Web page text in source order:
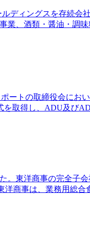
ディングスを存続会
業、酒類・醤油・調味
ートの取締役会にお
を取得し、ADU及び
。東洋商事の完全子
洋商事は、業務用総合